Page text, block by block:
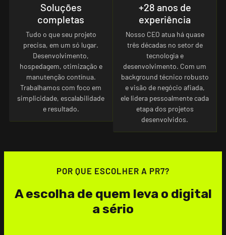
Soluções
completas
Tudo o que seu projeto
precisa, em um só lugar.
Desenvolvimento,
hospedagem, otimização e
manutenção contínua.
Trabalhamos com foco em
simplicidade, escalabilidade
e resultado.
+28 anos de
experiência
Nosso CEO atua há quase
três décadas no setor de
tecnologia e
desenvolvimento. Com um
background técnico robusto
e visão de negócio afiada,
ele lidera pessoalmente cada
etapa dos projetos
desenvolvidos.
POR QUE ESCOLHER A PR7?
A escolha de quem leva o digital
a sério